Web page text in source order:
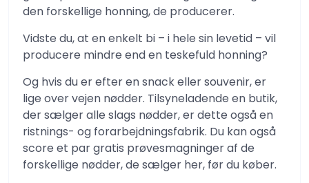
den forskellige honning, de producerer.
Vidste du, at en enkelt bi – i hele sin levetid – vil
producere mindre end en teskefuld honning?
Og hvis du er efter en snack eller souvenir, er
lige over vejen nødder. Tilsyneladende en butik,
der sælger alle slags nødder, er dette også en
ristnings- og forarbejdningsfabrik. Du kan også
score et par gratis prøvesmagninger af de
forskellige nødder, de sælger her, før du køber.